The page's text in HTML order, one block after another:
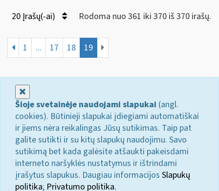
20 Įrašų(-ai) Rodoma nuo 361 iki 370 iš 370 irašų.
1 ... 17 18 19
Šioje svetainėje naudojami slapukai (angl.
cookies). Būtinieji slapukai įdiegiami automatiškai
ir jiems nėra reikalingas Jūsų sutikimas. Taip pat
galite sutikti ir su kitų slapukų naudojimu. Savo
sutikimą bet kada galėsite atšaukti pakeisdami
interneto naršyklės nustatymus ir ištrindami
įrašytus slapukus. Daugiau informacijos Slapukų
politika; Privatumo politika.